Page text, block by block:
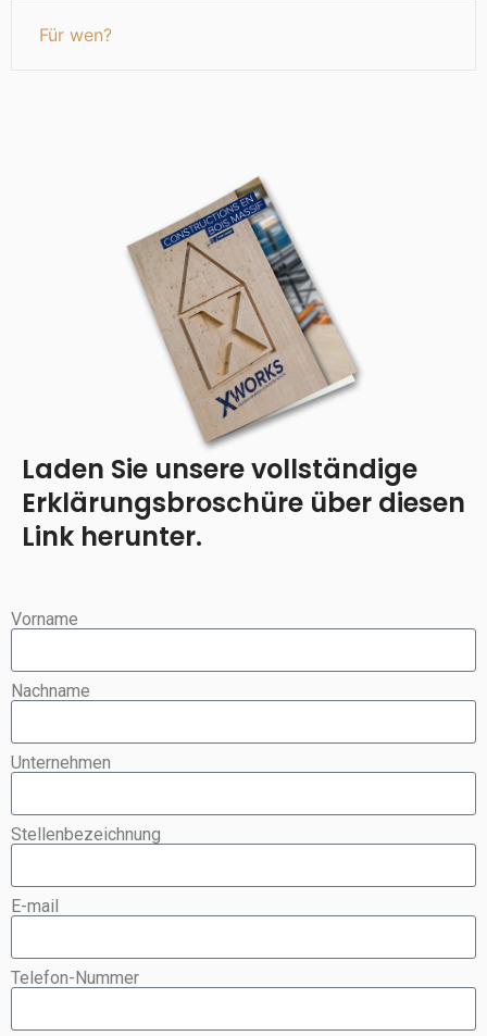
Für wen?
Laden Sie unsere vollständige
Erklärungsbroschüre über diesen
Link herunter.
Vorname
Nachname
Unternehmen
Stellenbezeichnung
E-mail
Telefon-Nummer